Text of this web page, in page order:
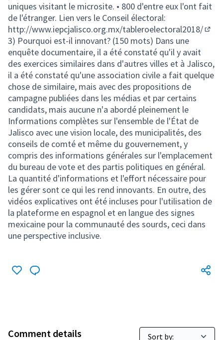
uniques visitant le microsite. • 800 d'entre eux l'ont fait
de l'étranger. Lien vers le Conseil électoral:
http://www.iepcjalisco.org.mx/tableroelectoral2018/
3) Pourquoi est-il innovant? (150 mots) Dans une
enquête documentaire, il a été constaté qu'il y avait
des exercices similaires dans d'autres villes et à Jalisco,
il a été constaté qu'une association civile a fait quelque
chose de similaire, mais avec des propositions de
campagne publiées dans les médias et par certains
candidats, mais aucune n'a abordé pleinement le
Informations complètes sur l'ensemble de l'État de
Jalisco avec une vision locale, des municipalités, des
conseils de comté et même du gouvernement, y
compris des informations générales sur l'emplacement
du bureau de vote et des partis politiques en général.
La quantité d'informations et l'effort nécessaire pour
les gérer sont ce qui les rend innovants. En outre, des
vidéos explicatives ont été incluses pour l'utilisation de
la plateforme en espagnol et en langue des signes
mexicaine pour la communauté des sourds, ceci dans
une perspective inclusive.
Comment details